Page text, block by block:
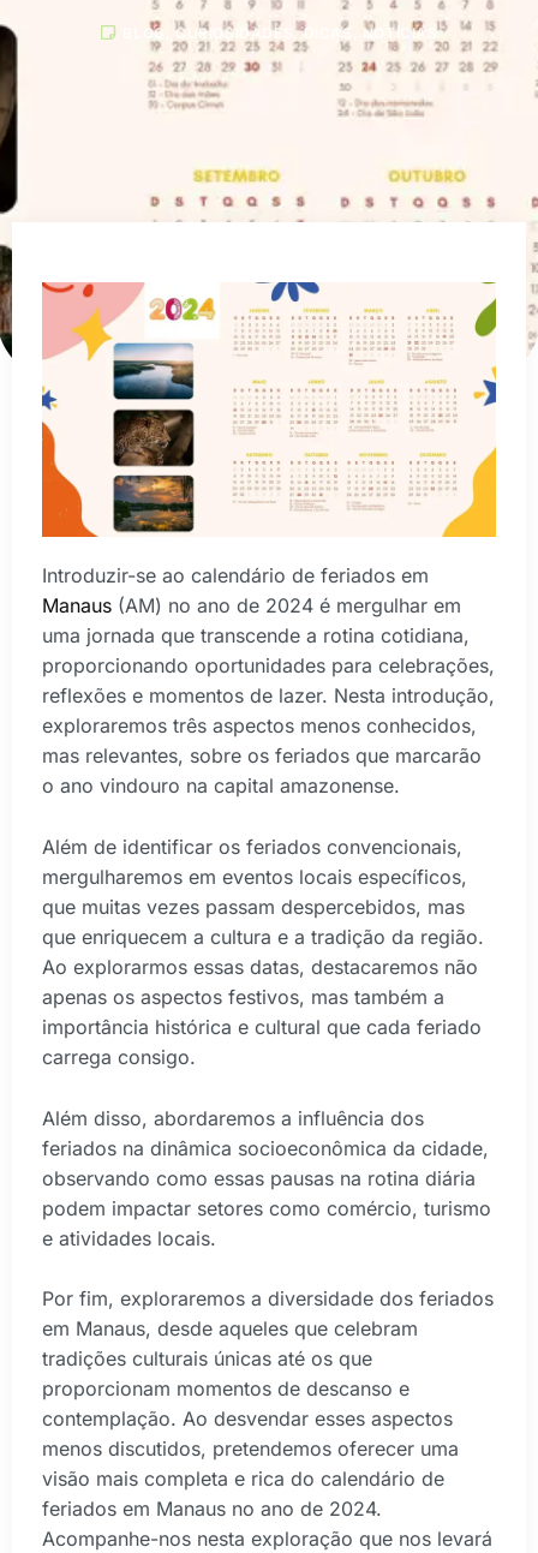
BLOG ,CURIOSIDADES ,DICAS NOTÍCIAS
Introduzir-se ao calendário de feriados em
Manaus (AM) no ano de 2024 é mergulhar em
uma jornada que transcende a rotina cotidiana,
proporcionando oportunidades para celebrações,
reflexões e momentos de lazer. Nesta introdução,
exploraremos três aspectos menos conhecidos,
mas relevantes, sobre os feriados que marcarão
o ano vindouro na capital amazonense.
Além de identificar os feriados convencionais,
mergulharemos em eventos locais específicos,
que muitas vezes passam despercebidos, mas
que enriquecem a cultura e a tradição da região.
Ao explorarmos essas datas, destacaremos não
apenas os aspectos festivos, mas também a
importância histórica e cultural que cada feriado
carrega consigo.
Além disso, abordaremos a influência dos
feriados na dinâmica socioeconômica da cidade,
observando como essas pausas na rotina diária
podem impactar setores como comércio, turismo
e atividades locais.
Por fim, exploraremos a diversidade dos feriados
em Manaus, desde aqueles que celebram
tradições culturais únicas até os que
proporcionam momentos de descanso e
contemplação. Ao desvendar esses aspectos
menos discutidos, pretendemos oferecer uma
visão mais completa e rica do calendário de
feriados em Manaus no ano de 2024.
Acompanhe-nos nesta exploração que nos levará